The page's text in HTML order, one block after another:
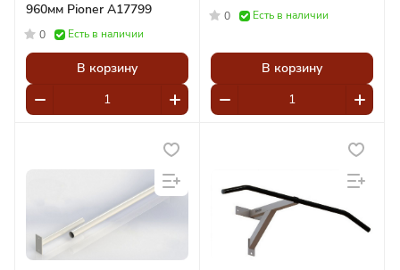
960мм Pioner A17799
0 Есть в наличии
В корзину
0 Есть в наличии
В корзину